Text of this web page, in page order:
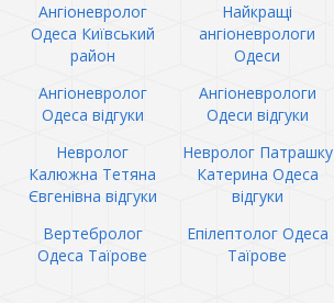
Ангіоневролог
Одеса Київський
район
Найкращі
ангіоневрологи
Одеси
Ангіоневролог
Одеса відгуки
Ангіоневрологи
Одеси відгуки
Невролог
Калюжна Тетяна
Євгенівна відгуки
Невролог Патрашку
Катерина Одеса
відгуки
Вертебролог
Одеса Таїрове
Епілептолог Одеса
Таїрове